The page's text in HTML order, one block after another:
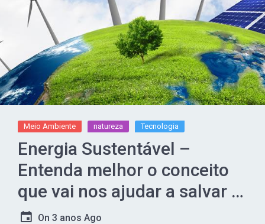
Meio Ambiente natureza Tecnologia
Energia Sustentável –
Entenda melhor o conceito
que vai nos ajudar a salvar o
planeta
On 3 anos Ago